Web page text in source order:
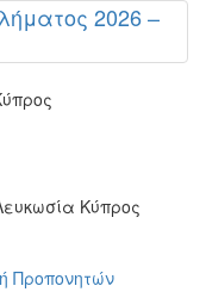
2026 –
Κύπρος
Προπονητών